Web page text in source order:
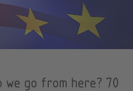
we go from here? 70